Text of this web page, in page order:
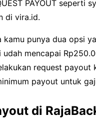
PAYOUT seperti
di vira.id.
kamu punya dua opsi
udah mencapai
request payout
payout untuk
di